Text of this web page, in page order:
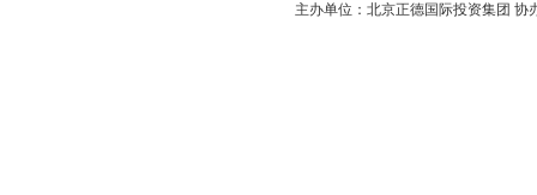
主办单位：北京正德国际投资集团